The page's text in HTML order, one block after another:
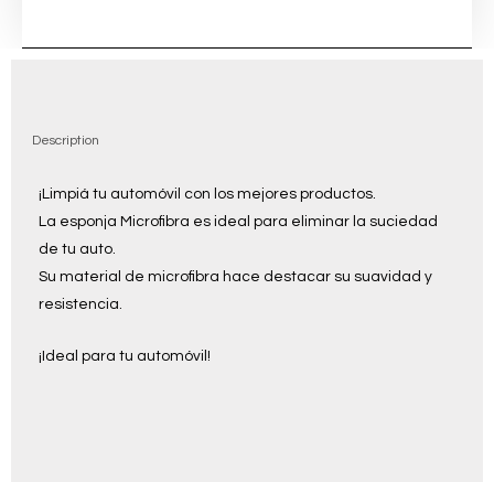
Description
¡Limpiá tu automóvil con los mejores productos.
La esponja Microfibra es ideal para eliminar la suciedad
de tu auto.
Su material de microfibra hace destacar su suavidad y
resistencia.
¡Ideal para tu automóvil!